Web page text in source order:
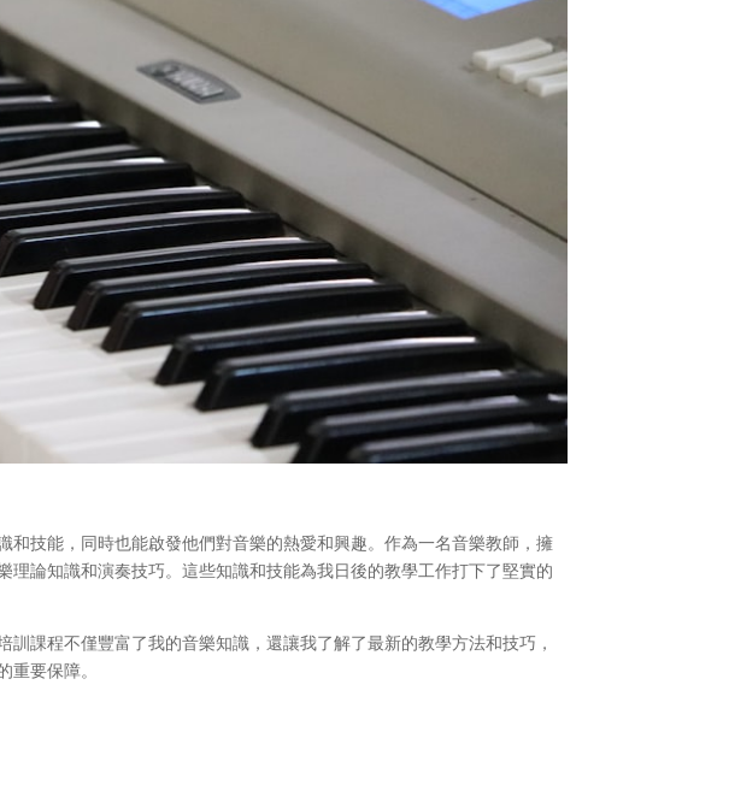
技能，同時也能啟發他們對音樂的熱愛和興趣。作為一名音樂教師，擁
論知識和演奏技巧。這些知識和技能為我日後的教學工作打下了堅實的
課程不僅豐富了我的音樂知識，還讓我了解了最新的教學方法和技巧，
要保障。